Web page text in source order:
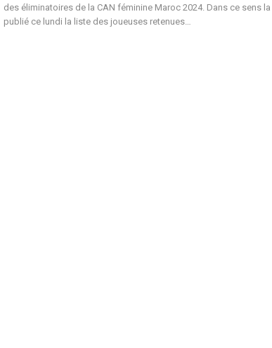
des éliminatoires de la CAN féminine Maroc 2024. Dans ce sens
publié ce lundi la liste des joueuses retenues…